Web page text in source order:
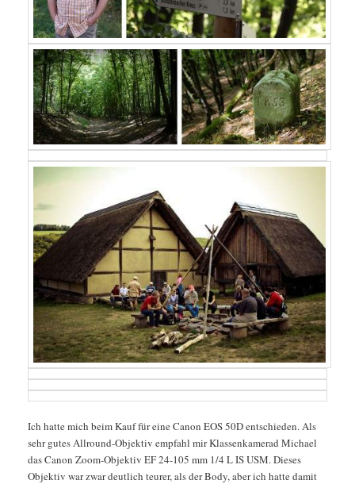
Ich hatte mich beim Kauf für eine Canon EOS 50D entschieden. Als
sehr gutes Allround-Objektiv empfahl mir Klassenkamerad Michael
das Canon Zoom-Objektiv EF 24-105 mm 1/4 L IS USM. Dieses
Objektiv war zwar deutlich teurer, als der Body, aber ich hatte damit